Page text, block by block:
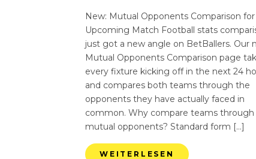
New: Mutual Opponents Comparison
Upcoming Match Football stats
just got a new angle on BetBallers. Our
Mutual Opponents Comparison page
every fixture kicking off in the next 24
and compares both teams through the
opponents they have actually faced in
common. Why compare teams through
mutual opponents? Standard form […]
WEITERLESEN